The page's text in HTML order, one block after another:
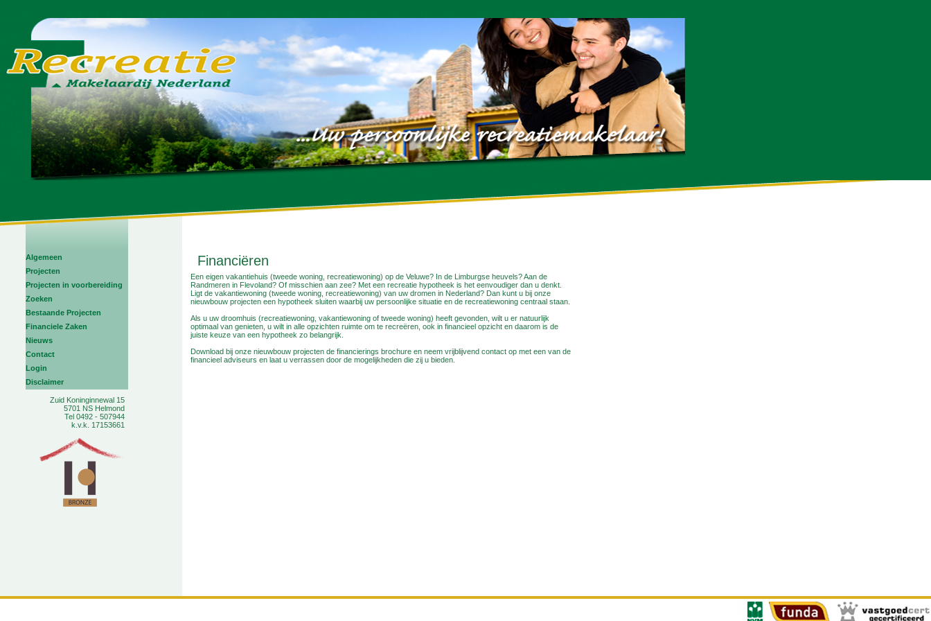
Algemeen
Projecten
Projecten in voorbereiding
Zoeken
Bestaande Projecten
Financiele Zaken
Nieuws
Contact
Login
Disclaimer
Zuid Koninginnewal 15
5701 NS Helmond
Tel 0492 - 507944
k.v.k. 17153661
Financiëren
Een eigen vakantiehuis (tweede woning, recreatiewoning) op de Veluwe? In de Limburgse heuvels? Aan de
Randmeren in Flevoland? Of misschien aan zee? Met een recreatie hypotheek is het eenvoudiger dan u denkt.
Ligt de vakantiewoning (tweede woning, recreatiewoning) van uw dromen in Nederland? Dan kunt u bij onze
nieuwbouw projecten een hypotheek sluiten waarbij uw persoonlijke situatie en de recreatiewoning centraal staan.
Als u uw droomhuis (recreatiewoning, vakantiewoning of tweede woning) heeft gevonden, wilt u er natuurlijk
optimaal van genieten, u wilt in alle opzichten ruimte om te recreëren, ook in financieel opzicht en daarom is de
juiste keuze van een hypotheek zo belangrijk.
Download bij onze nieuwbouw projecten de financierings brochure en neem vrijblijvend contact op met een van de
financieel adviseurs en laat u verrassen door de mogelijkheden die zij u bieden.